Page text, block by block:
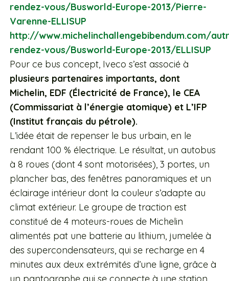
rendez-vous/Busworld-Europe-2013/Pierre-
Varenne-ELLISUP
http://www.michelinchallengebibendum.com/
rendez-vous/Busworld-Europe-2013/ELLISUP
Pour ce bus concept, Iveco s’est associé à
plusieurs partenaires importants, dont
Michelin, EDF (Électricité de France), le CEA
(Commissariat à l’énergie atomique) et L’IFP
(Institut français du pétrole).
L’idée était de repenser le bus urbain, en le
rendant 100 % électrique. Le résultat, un autobus
à 8 roues (dont 4 sont motorisées), 3 portes, un
plancher bas, des fenêtres panoramiques et un
éclairage intérieur dont la couleur s’adapte au
climat extérieur. Le groupe de traction est
constitué de 4 moteurs-roues de Michelin
alimentés pat une batterie au lithium, jumelée à
des supercondensateurs, qui se recharge en 4
minutes aux deux extrémités d’une ligne, grâce à